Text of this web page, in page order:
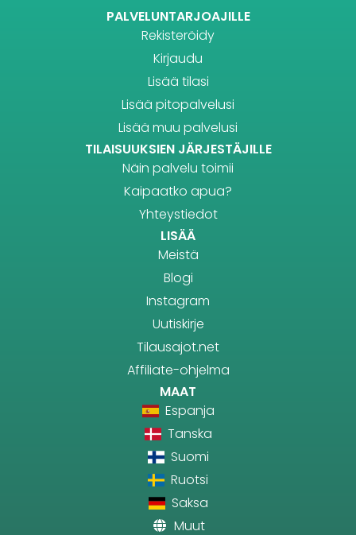
PALVELUNTARJOAJILLE
Rekisteröidy
Kirjaudu
Lisää tilasi
Lisää pitopalvelusi
Lisää muu palvelusi
TILAISUUKSIEN JÄRJESTÄJILLE
Näin palvelu toimii
Kaipaatko apua?
Yhteystiedot
LISÄÄ
Meistä
Blogi
Instagram
Uutiskirje
Tilausajot.net
Affiliate-ohjelma
MAAT
Espanja
Tanska
Suomi
Ruotsi
Saksa
Muut